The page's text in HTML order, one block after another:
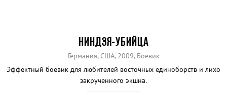
НИНДЗЯ-УБИЙЦА
Германия, США, 2009, Боевик
Эффектный боевик для любителей восточных единоборств и лихо
закрученного экшна.